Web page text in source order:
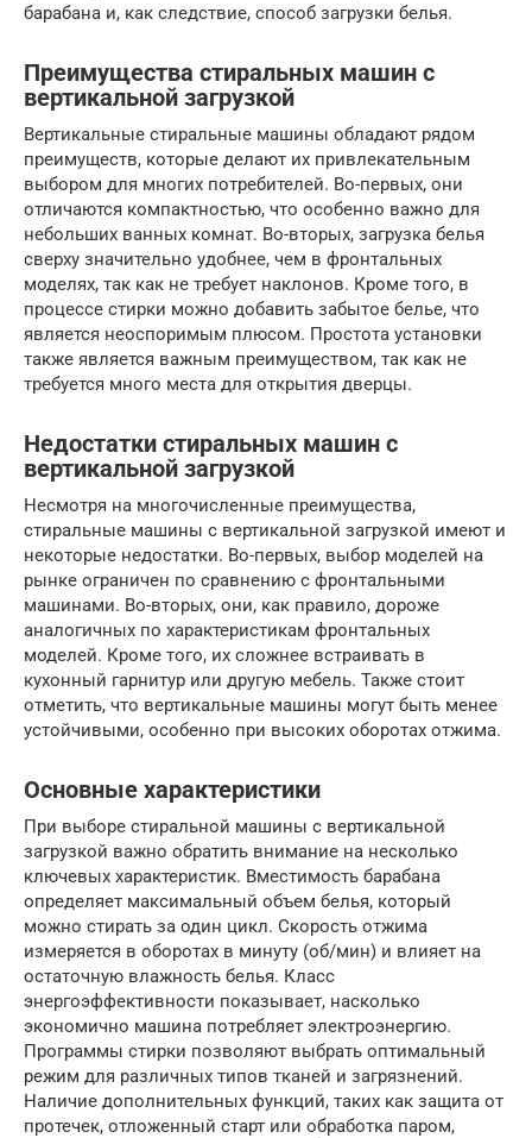
барабана и, как следствие, способ загрузки белья.
Преимущества стиральных машин с
вертикальной загрузкой
Вертикальные стиральные машины обладают рядом
преимуществ, которые делают их привлекательным
выбором для многих потребителей. Во-первых, они
отличаются компактностью, что особенно важно для
небольших ванных комнат. Во-вторых, загрузка белья
сверху значительно удобнее, чем в фронтальных
моделях, так как не требует наклонов. Кроме того, в
процессе стирки можно добавить забытое белье, что
является неоспоримым плюсом. Простота установки
также является важным преимуществом, так как не
требуется много места для открытия дверцы.
Недостатки стиральных машин с
вертикальной загрузкой
Несмотря на многочисленные преимущества,
стиральные машины с вертикальной загрузкой имеют и
некоторые недостатки. Во-первых, выбор моделей на
рынке ограничен по сравнению с фронтальными
машинами. Во-вторых, они, как правило, дороже
аналогичных по характеристикам фронтальных
моделей. Кроме того, их сложнее встраивать в
кухонный гарнитур или другую мебель. Также стоит
отметить, что вертикальные машины могут быть менее
устойчивыми, особенно при высоких оборотах отжима.
Основные характеристики
При выборе стиральной машины с вертикальной
загрузкой важно обратить внимание на несколько
ключевых характеристик. Вместимость барабана
определяет максимальный объем белья, который
можно стирать за один цикл. Скорость отжима
измеряется в оборотах в минуту (об/мин) и влияет на
остаточную влажность белья. Класс
энергоэффективности показывает, насколько
экономично машина потребляет электроэнергию.
Программы стирки позволяют выбрать оптимальный
режим для различных типов тканей и загрязнений.
Наличие дополнительных функций, таких как защита от
протечек, отложенный старт или обработка паром,